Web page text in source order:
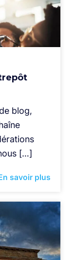
blog,
[…]
savoir plus